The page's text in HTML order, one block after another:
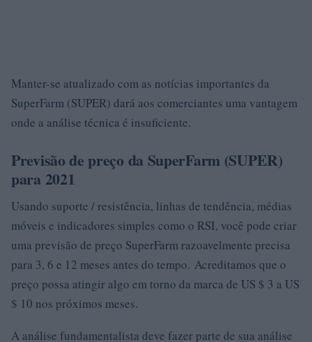
Manter-se atualizado com as notícias importantes da
SuperFarm (SUPER) dará aos comerciantes uma vantagem
onde a análise técnica é insuficiente.
Previsão de preço da SuperFarm (SUPER)
para 2021
Usando suporte / resistência, linhas de tendência, médias
móveis e indicadores simples como o RSI, você pode criar
uma previsão de preço SuperFarm razoavelmente precisa
para 3, 6 e 12 meses antes do tempo. Acreditamos que o
preço possa atingir algo em torno da marca de US $ 3 a US
$ 10 nos próximos meses.
A análise fundamentalista deve fazer parte de sua análise